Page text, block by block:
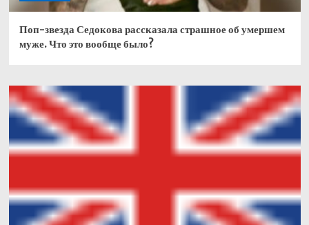
Поп-звезда Седокова рассказала страшное об умершем
муже. Что это вообще было?